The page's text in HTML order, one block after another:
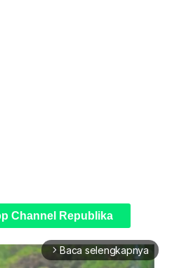
Channel Republika
arrow_forward_ios Baca selengkapnya